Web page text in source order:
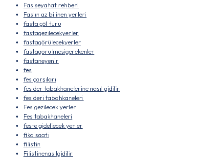
Fas seyahat rehberi
Fas'ın az bilinen yerleri
fasta çöl turu
fastagezilecekyerler
fastagörülecekyerler
fastagörülmesigerekenler
fastaneyenir
fes
fes çarşıları
fes der tabakhanelerine nasıl gidilir
fes deri tabahkaneleri
Fes gezilecek yerler
Fes tabakhaneleri
feste gideliecek yerler
fika saati
filistin
Filistinenasılgidilir